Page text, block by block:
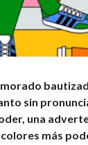
sin
una
más